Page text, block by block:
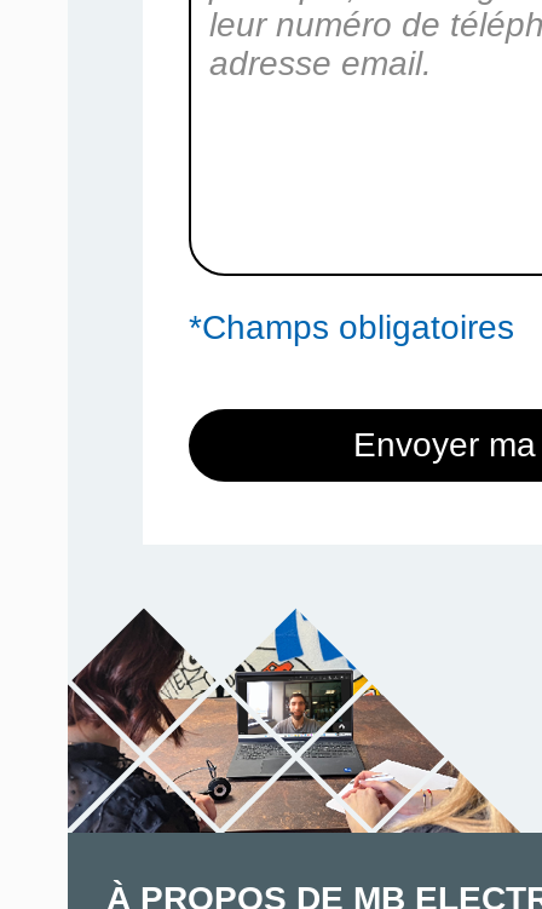
*Champs obligatoires
Envoyer
À PROPOS DE MB